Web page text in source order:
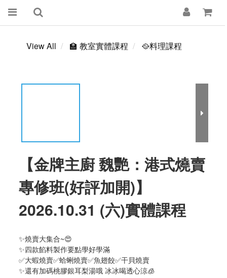
View All 🏫 教室實體課程 🥘料理課程
【金牌主廚 魏艷：港式燒賣
專修班(好評加開)】
2026.10.31 (六)實體課程
✨燒賣大集合~😍
✨四款餡料製作要點學好學滿
✅大蝦燒賣✅蛤蜊燒賣✅魚翅餃✅干貝燒賣
✨還有加碼桃膠銀耳梨湯哦 冰冰喝透心涼🧊